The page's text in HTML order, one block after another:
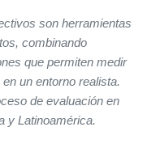
son herramientas
combinando
que permiten medir
un entorno realista.
de evaluación en
y Latinoamérica.